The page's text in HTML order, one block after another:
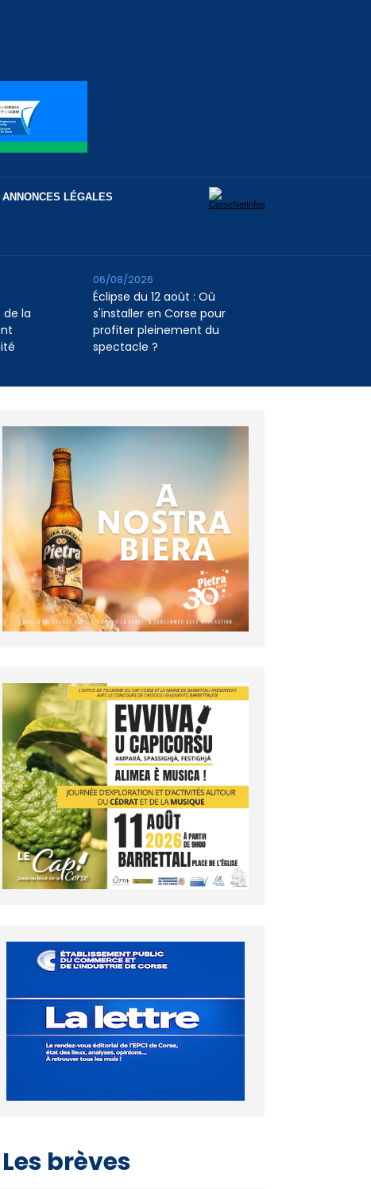
ANNONCES LÉGALES
de la
Éclipse du 12 août : Où
s'installer en Corse pour
profiter pleinement du
spectacle ?
06/08/2026
Les brèves